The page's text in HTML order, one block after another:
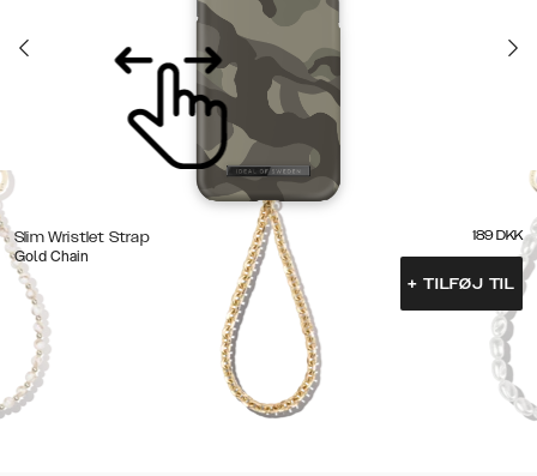
Slim Wristlet Strap
Gold Chain
189 DKK
+ TILFØJ TIL